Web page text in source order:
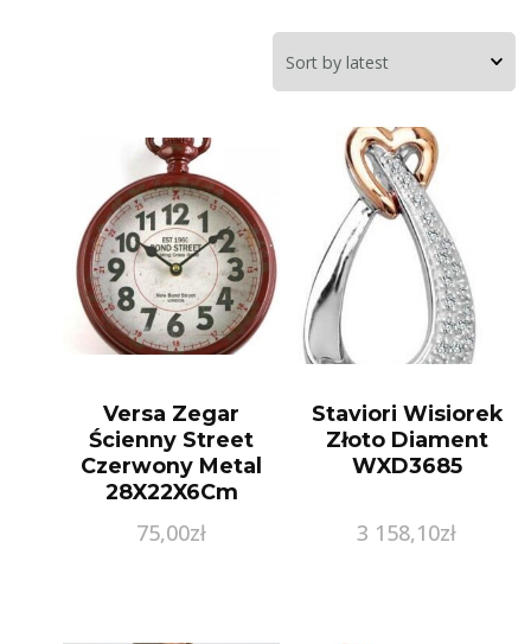
Versa Zegar
Ścienny Street
Czerwony Metal
28X22X6Cm
75,00zł
Staviori Wisiorek
Złoto Diament
WXD3685
3 158,10zł